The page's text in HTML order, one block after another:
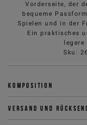
Vorderseite, der
bequeme
Spielen und in der
Ein praktisches
Sku :
Komposition
Versand und